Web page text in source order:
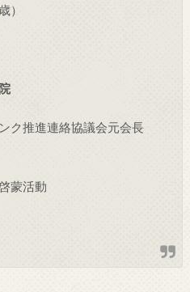
）
ク推進連絡協議会元会長
蒙活動